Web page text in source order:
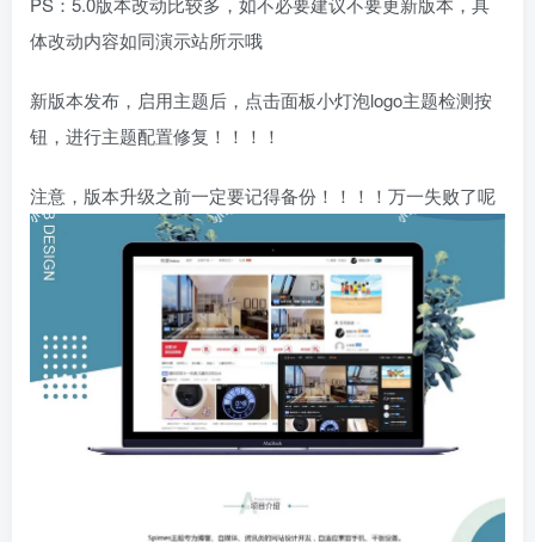
体改动内容如同演示站所示哦
新版本发布，启用主题后，点击面板小灯泡logo主题检测按
钮，进行主题配置修复！！！！
注意，版本升级之前一定要记得备份！！！！万一失败了呢